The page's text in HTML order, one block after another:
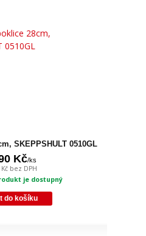
SKEPPSHULT 0510GL
Kč/ks
bez DPH
je dostupný
do košíku